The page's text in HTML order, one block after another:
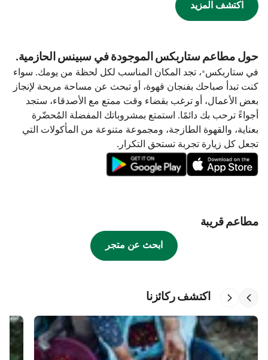
اكتشف المزيد
حول مطاعم ستاربكس الموجودة في سبينس الحازمية.
في ستاربكس®، تجد المكان المناسب لكل لحظة من يومك. سواء
كنت تبدأ صباحك بفنجان قهوة، أو تبحث عن مساحة مريحة لإنجاز
بعض الأعمال، أو ترغب بقضاء وقت ممتع مع الأصدقاء، ستجد
أجواءً ترحب بك دائمًا. استمتع بمشروباتك المفضلة المُحضّرة
بعناية، والقهوة الطازجة، ومجموعة متنوعة من المأكولات التي
تجعل كل زيارة تجربة تستحق التكرار.
مطاعم قريبة
ابحث عن متجر
اكتشف ركائزنا